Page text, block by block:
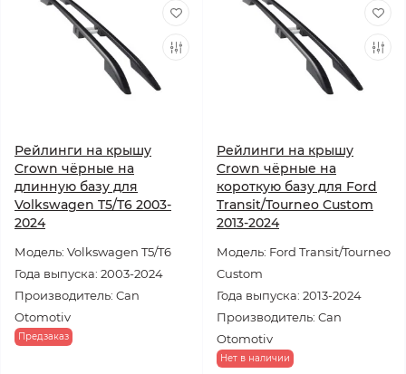
Рейлинги на крышу
Crown чёрные на
длинную базу для
Volkswagen T5/T6 2003-
2024
Модель: Volkswagen T5/T6
Года выпуска: 2003-2024
Производитель: Can
Otomotiv
Предзаказ
Рейлинги на крышу
Crown чёрные на
короткую базу для Ford
Transit/Tourneo Custom
2013-2024
Модель: Ford Transit/Tourneo
Custom
Года выпуска: 2013-2024
Производитель: Can
Otomotiv
Нет в наличии